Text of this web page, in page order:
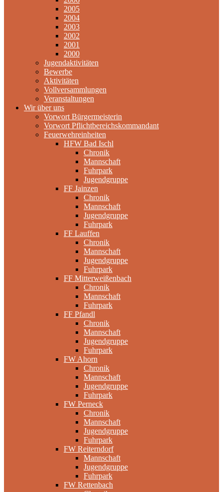
2005
2004
2003
2002
2001
2000
Jugendaktivitäten
Bewerbe
Aktivitäten
Vollversammlungen
Veranstaltungen
Wir über uns
Vorwort Bürgermeisterin
Vorwort Pflichtbereichskommandant
Feuerwehreinheiten
HFW Bad Ischl
Chronik
Mannschaft
Fuhrpark
Jugendgruppe
FF Jainzen
Chronik
Mannschaft
Jugendgruppe
Fuhrpark
FF Lauffen
Chronik
Mannschaft
Jugendgruppe
Fuhrpark
FF Mitterweißenbach
Chronik
Mannschaft
Fuhrpark
FF Pfandl
Chronik
Mannschaft
Jugendgruppe
Fuhrpark
FW Ahorn
Chronik
Mannschaft
Jugendgruppe
Fuhrpark
FW Perneck
Chronik
Mannschaft
Jugendgruppe
Fuhrpark
FW Reiterndorf
Mannschaft
Jugendgruppe
Fuhrpark
FW Rettenbach